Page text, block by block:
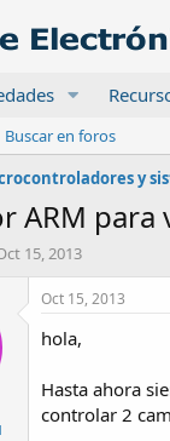
Buscar en foros
y
ARM para
a
d
15, 2013
Oct 15, 2013
hola,
Hasta ahora
controlar 2